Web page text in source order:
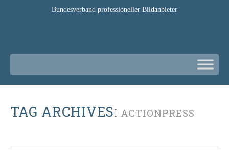
Bundesverband professioneller Bildanbieter
TAG ARCHIVES: ACTIONPRESS